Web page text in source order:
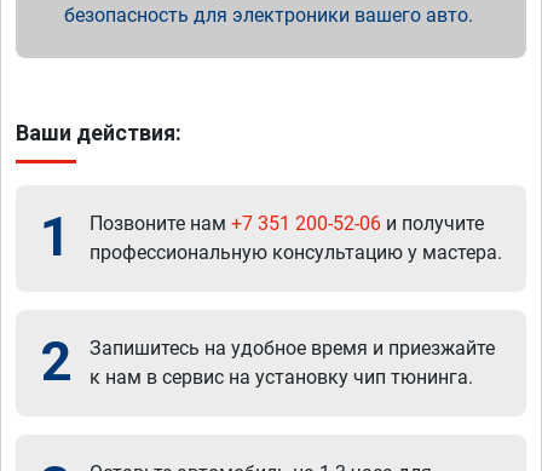
безопасность для электроники вашего авто.
Ваши действия:
1 Позвоните нам +7 351 200-52-06 и получите
профессиональную консультацию у мастера.
2
Запишитесь на удобное время и приезжайте
к нам в сервис на установку чип тюнинга.